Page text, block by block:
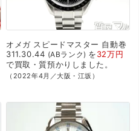
オメガ スピードマスター 自動巻
311.30.44
ABランク を32万円
で買取・質預かり しました。
（2022年4月／大阪・江坂）